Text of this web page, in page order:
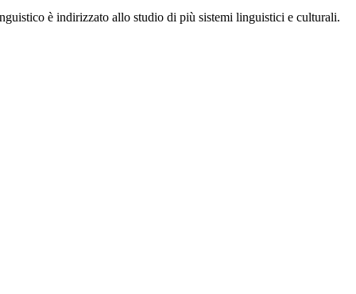
è indirizzato allo studio di più sistemi linguistici e culturali.